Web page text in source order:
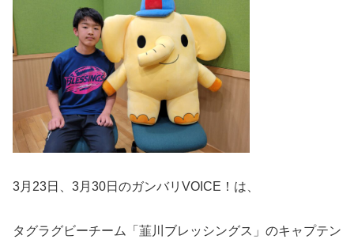
3月23日、3月30日のガンバリVOICE！は、
タグラグビーチーム「韮川ブレッシングス」のキャプテン